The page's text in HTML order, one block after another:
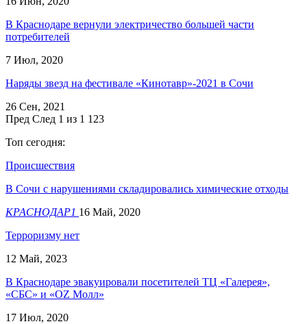
В Краснодаре вернули электричество большей части
потребителей
7 Июл, 2020
Наряды звезд на фестивале «Кинотавр»-2021 в Сочи
26 Сен, 2021
Пред След 1 из 1 123
Топ сегодня:
Происшествия
В Сочи с нарушениями складировались химические отходы
КРАСНОДАР1 16 Май, 2020
Терроризму нет
12 Май, 2023
В Краснодаре эвакуировали посетителей ТЦ «Галерея»,
«СБС» и «OZ Молл»
17 Июл, 2020